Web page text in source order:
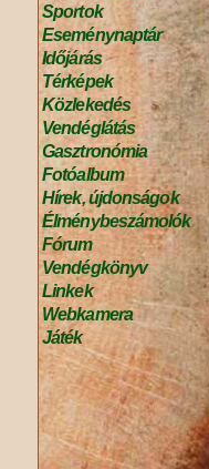
Sportok
Eseménynaptár
Időjárás
Térképek
Közlekedés
Vendéglátás
Gasztronómia
Fotóalbum
Hírek, újdonságok
Élménybeszámolók
Fórum
Vendégkönyv
Linkek
Webkamera
Játék